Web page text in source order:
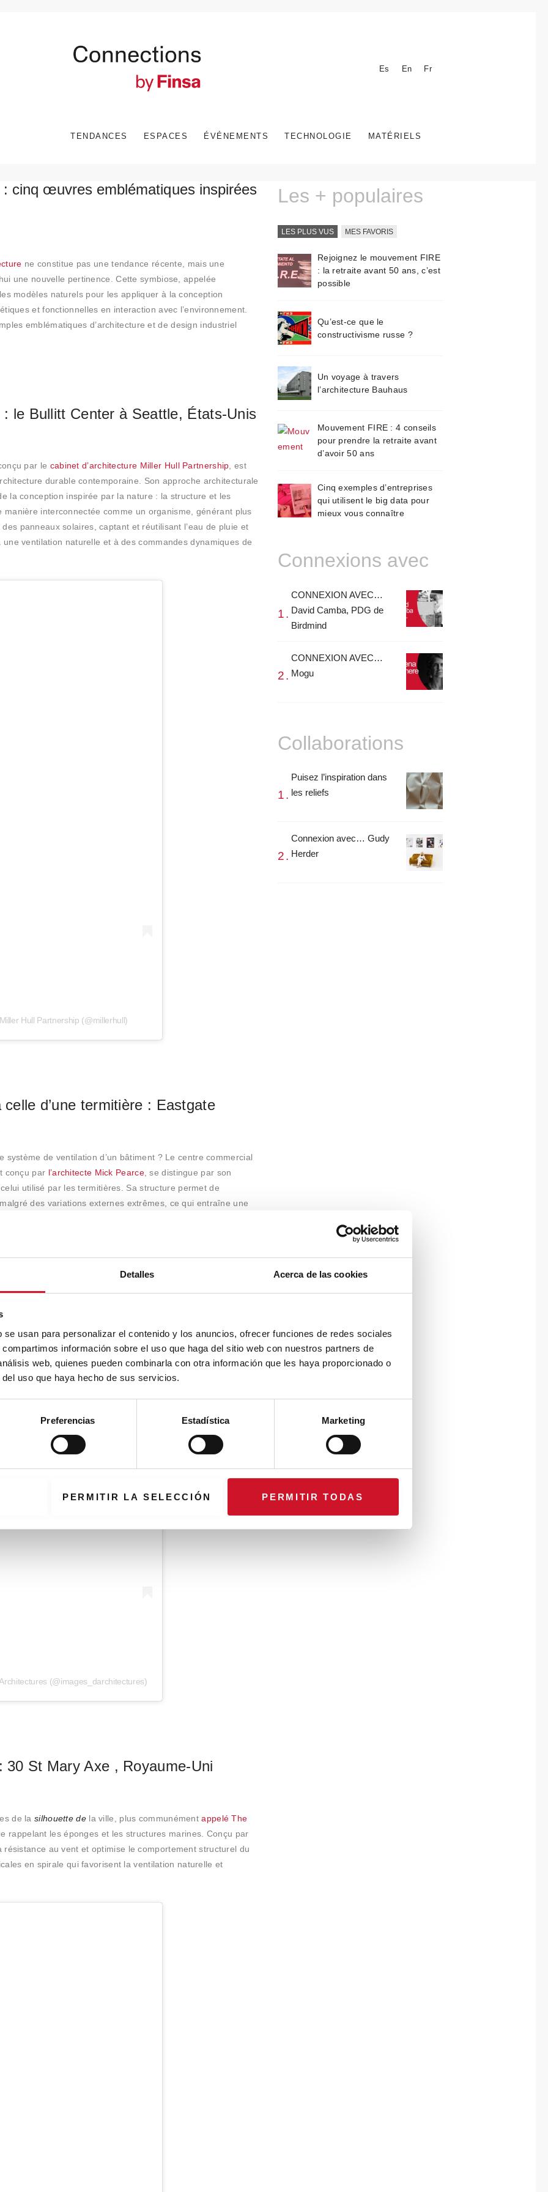
Detalles Acerca de las cookies
usan para personalizar el contenido y los anuncios, ofrecer funciones de redes sociales
información sobre el uso que haga del sitio web con nuestros partners de
web, quienes pueden combinarla con otra información que les haya proporcionado o
uso que haya hecho de sus servicios.
Preferencias Estadística Marketing
PERMITIR LA SELECCIÓN PERMITIR TODAS
Es En Fr
TENDANCES ESPACES ÉVÉNEMENTS TECHNOLOGIE MATÉRIELS
cinq œuvres emblématiques inspirées
ne constitue pas une tendance récente, mais une
une nouvelle pertinence. Cette symbiose, appelée
modèles naturels pour les appliquer à la conception
et fonctionnelles en interaction avec l’environnement.
emblématiques d’architecture et de design industriel
le Bullitt Center à Seattle, États-Unis
par le cabinet d’architecture Miller Hull Partnership, est
durable contemporaine. Son approche architecturale
la conception inspirée par la nature : la structure et les
manière interconnectée comme un organisme, générant plus
des panneaux solaires, captant et réutilisant l’eau de pluie et
ventilation naturelle et à des commandes dynamiques de
Hull Partnership (@millerhull)
d’une termitière : Eastgate
système de ventilation d’un bâtiment ? Le centre commercial
conçu par l’architecte Mick Pearce, se distingue par son
utilisé par les termitières. Sa structure permet de
des variations externes extrêmes, ce qui entraîne une
(@images_darchitectures)
St Mary Axe , Royaume-Uni
de la silhouette de la ville, plus communémentappelé The
rappelant les éponges et les structures marines. Conçu par
au vent et optimise le comportement structurel du
en spirale qui favorisent la ventilation naturelle et
Les + populaires
LES PLUS VUS MES FAVORIS
Rejoignez le mouvement FIRE
: la retraite avant 50 ans, c’est
possible
Qu’est-ce que le
constructivisme russe ?
Un voyage à travers
l’architecture Bauhaus
Mouvement FIRE : 4 conseils
pour prendre la retraite avant
d’avoir 50 ans
Cinq exemples d’entreprises
qui utilisent le big data pour
mieux vous connaître
Connexions avec
CONNEXION AVEC…
David Camba, PDG de
Birdmind
CONNEXION AVEC…
Mogu
Collaborations
Puisez l’inspiration dans
les reliefs
Connexion avec… Gudy
Herder